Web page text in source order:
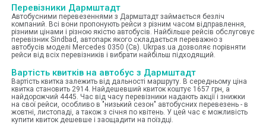
Перевізники Дармштадт
Автобусними перевезеннями з Дармштадт займається безліч
компаний. Всі вони пропонують рейси з різним часом відправлення,
різними цінами і різною якістю автобусів. Найбільше рейсів обслуговує
перевізник Sindbad, автопарк якого складається переважно з
автобусів моделі Mercedes 0350 (Св). Ukrpas.ua дозволяє порівняти
рейси від всіх перевізників і вибрати найбільш підходящий.
Вартість квитків на автобус з Дармштадт
Вартість квитка залежить від дальності маршруту. В середньому ціна
квитка становить 2914. Найдешевший квиток коштує 1657 грн, а
найдорожчий 4445. Час від часу перевізники надають акції і знижки
на свої рейси, особливо в "низький сезон" автобусних перевезень - в
жовтні, листопаді, а також з січня по квітень. У цей час є можливість
купити квиток дешевше і заощадити на поїздці.